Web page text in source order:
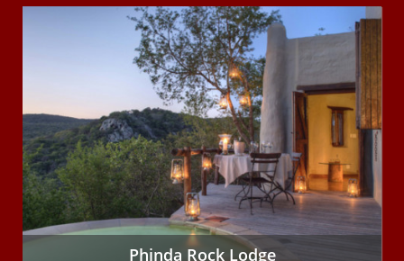
Phinda Rock Lodge